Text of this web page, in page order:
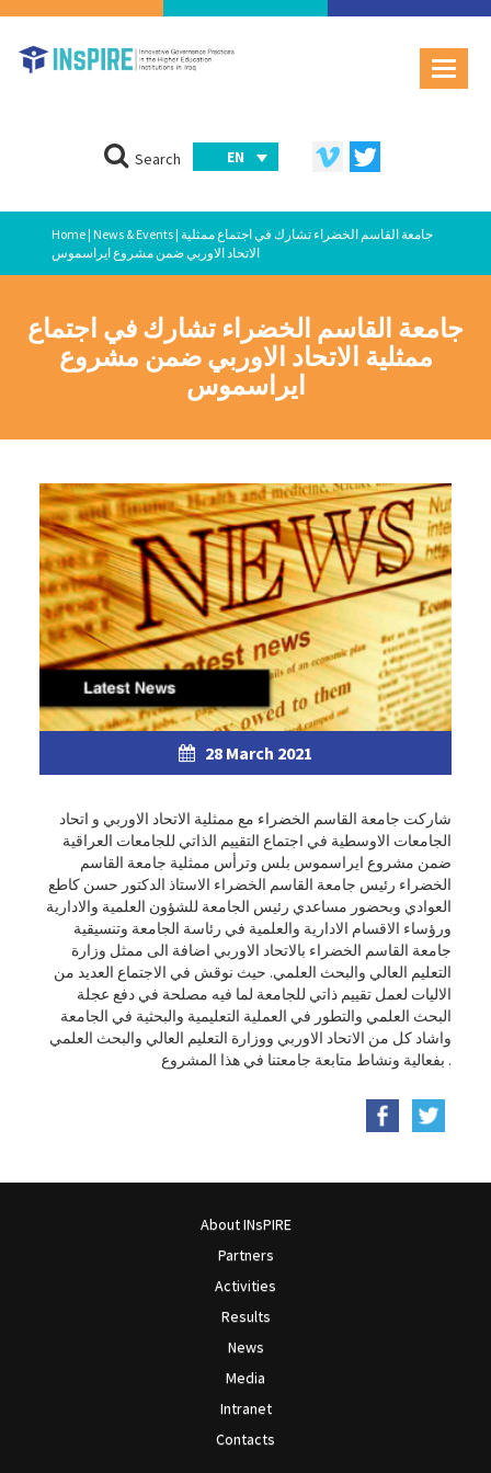
Search EN
Home| News & Events| جامعة القاسم الخضراء تشارك في اجتماع ممثلية
الاتحاد الاوربي ضمن مشروع ايراسموس
جامعة القاسم الخضراء تشارك في اجتماع
ممثلية الاتحاد الاوربي ضمن مشروع
ايراسموس
28 March 2021
شاركت جامعة القاسم الخضراء مع ممثلية الاتحاد الاوربي و اتحاد
الجامعات الاوسطية في اجتماع التقييم الذاتي للجامعات العراقية
ضمن مشروع ايراسموس بلس وترأس ممثلية جامعة القاسم
الخضراء رئيس جامعة القاسم الخضراء الاستاذ الدكتور حسن كاطع
العوادي وبحضور مساعدي رئيس الجامعة للشؤون العلمية والادارية
ورؤساء الاقسام الادارية والعلمية في رئاسة الجامعة وتنسيقية
جامعة القاسم الخضراء بالاتحاد الاوربي اضافة الى ممثل وزارة
التعليم العالي والبحث العلمي. حيث نوقش في الاجتماع العديد من
الاليات لعمل تقييم ذاتي للجامعة لما فيه مصلحة في دفع عجلة
البحث العلمي والتطور في العملية التعليمية والبحثية في الجامعة
واشاد كل من الاتحاد الاوربي ووزارة التعليم العالي والبحث العلمي
بفعالية ونشاط متابعة جامعتنا في هذا المشروع .
About INsPIRE
Partners
Activities
Results
News
Media
Intranet
Contacts